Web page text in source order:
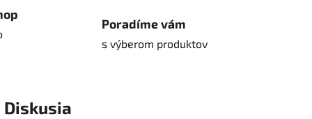
Poradíme vám
s výberom produktov
Diskusia